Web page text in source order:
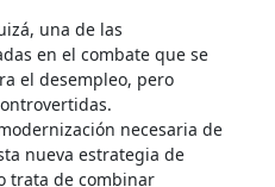
una de las
en el combate que se
el desempleo, pero
necesaria de
nueva estrategia de
trata de combinar